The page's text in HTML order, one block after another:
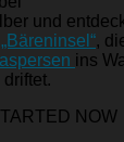
und
„Bäreninsel“,
ins
NOW